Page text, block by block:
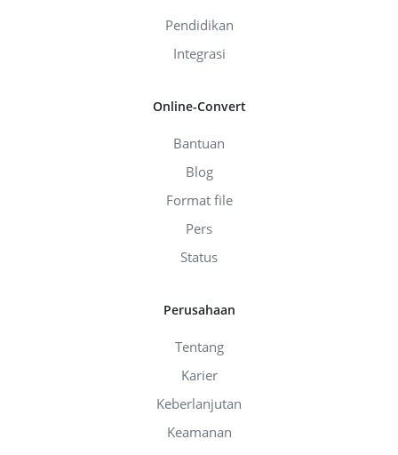
Pendidikan
Integrasi
Online-Convert
Bantuan
Blog
Format file
Pers
Status
Perusahaan
Tentang
Karier
Keberlanjutan
Keamanan